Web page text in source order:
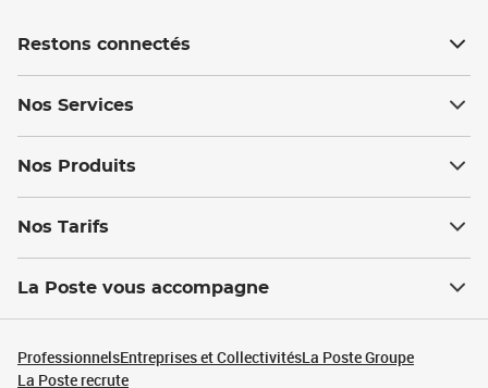
Restons connectés
Nos Services
Nos Produits
Nos Tarifs
La Poste vous accompagne
ProfessionnelsEntreprises et CollectivitésLa Poste Groupe
La Poste recrute